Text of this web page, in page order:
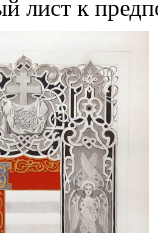
лист к